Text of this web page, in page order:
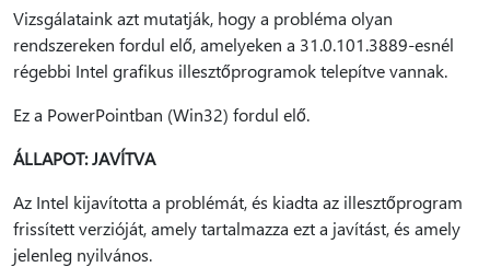
Vizsgálataink azt mutatják, hogy a probléma olyan
rendszereken fordul elő, amelyeken a 31.0.101.3889-esnél
régebbi Intel grafikus illesztőprogramok telepítve vannak.
Ez a PowerPointban (Win32) fordul elő.
ÁLLAPOT: JAVÍTVA
Az Intel kijavította a problémát, és kiadta az illesztőprogram
frissített verzióját, amely tartalmazza ezt a javítást, és amely
jelenleg nyilvános.